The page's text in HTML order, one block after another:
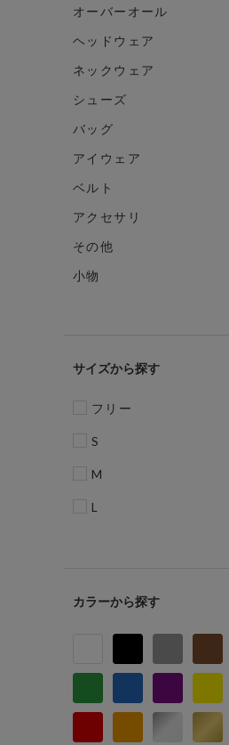
オーバーオール
ヘッドウェア
ネックウェア
シューズ
バッグ
アイウェア
ベルト
アクセサリ
その他
小物
サイズ
フリー
S
M
L
カラー